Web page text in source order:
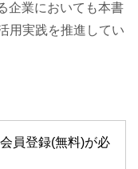
企業においても本書
用実践を推進してい
員登録(無料)が必